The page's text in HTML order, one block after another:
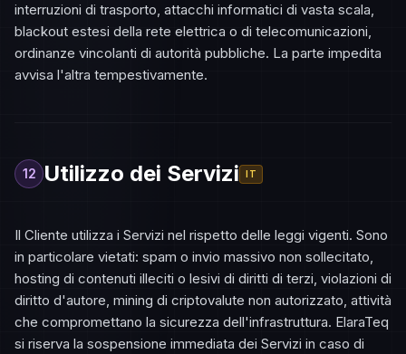
interruzioni di trasporto, attacchi informatici di vasta scala,
blackout estesi della rete elettrica o di telecomunicazioni,
ordinanze vincolanti di autorità pubbliche. La parte impedita
avvisa l'altra tempestivamente.
12 Utilizzo dei Servizi IT
Il Cliente utilizza i Servizi nel rispetto delle leggi vigenti. Sono
in particolare vietati: spam o invio massivo non sollecitato,
hosting di contenuti illeciti o lesivi di diritti di terzi, violazioni di
diritto d'autore, mining di criptovalute non autorizzato, attività
che compromettano la sicurezza dell'infrastruttura. ElaraTeq
si riserva la sospensione immediata dei Servizi in caso di